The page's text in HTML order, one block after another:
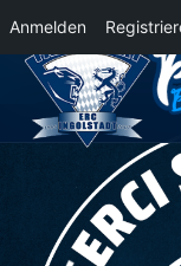
Anmelden
NewsDer Panther